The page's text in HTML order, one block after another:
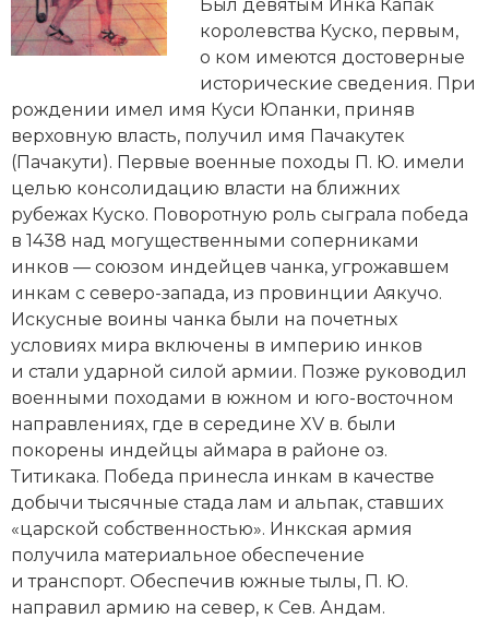
Генеалогия, геральдика
Государство и право
Европа
Империи
Историческая география и топонимика
История материальной и духовной культуры
История международных отношений
История, философия, теория и методология
исторического знания
Итория международных отношений
Латинская Америка
Новая история
Новейшая история
Нумизматика
Был девятым Инка Капак
королевства Куско, первым,
о ком имеются достоверные
исторические сведения. При
рождении имел имя Куси Юпанки, приняв
верховную власть, получил имя Пачакутек
(Пачакути). Первые военные походы П. Ю. имели
целью консолидацию власти на ближних
рубежах Куско. Поворотную роль сыграла победа
в 1438 над могущественными соперниками
инков — союзом индейцев чанка, угрожавшем
инкам с северо-запада, из провинции Аякучо.
Искусные воины чанка были на почетных
условиях мира включены в империю инков
и стали ударной силой армии. Позже руководил
военными походами в южном и юго-восточном
направлениях, где в середине XV в. были
покорены индейцы аймара в районе оз.
Титикака. Победа принесла инкам в качестве
добычи тысячные стада лам и альпак, ставших
«царской собственностью». Инкская армия
получила материальное обеспечение
и транспорт. Обеспечив южные тылы, П. Ю.
направил армию на север, к Сев. Андам.